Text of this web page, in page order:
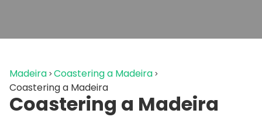
Madeira Coastering a Madeira
Coastering a Madeira
Coastering a Madeira